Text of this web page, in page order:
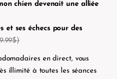
chien devenait une alliée
et ses échecs pour des
en direct, vous
illimité à toutes les séances